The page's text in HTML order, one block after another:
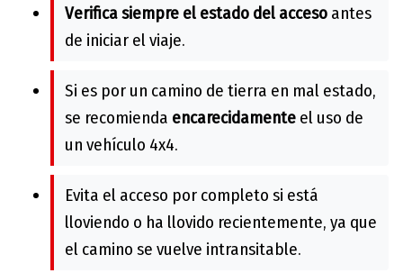
Verifica siempre el estado del acceso antes
de iniciar el viaje.
Si es por un camino de tierra en mal estado,
se recomienda encarecidamente el uso de
un vehículo 4x4.
Evita el acceso por completo si está
lloviendo o ha llovido recientemente, ya que
el camino se vuelve intransitable.